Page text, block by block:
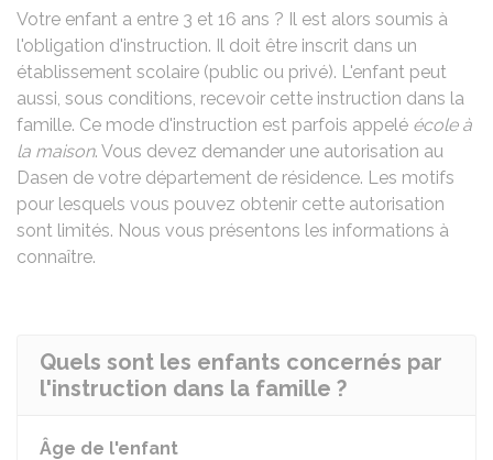
Votre enfant a entre 3 et 16 ans ? Il est alors soumis à
l'obligation d'instruction. Il doit être inscrit dans un
établissement scolaire (public ou privé). L'enfant peut
aussi, sous conditions, recevoir cette instruction dans la
famille. Ce mode d'instruction est parfois appelé école à
la maison. Vous devez demander une autorisation au
Dasen de votre département de résidence. Les motifs
pour lesquels vous pouvez obtenir cette autorisation
sont limités. Nous vous présentons les informations à
connaître.
Quels sont les enfants concernés par
l'instruction dans la famille ?
Âge de l'enfant